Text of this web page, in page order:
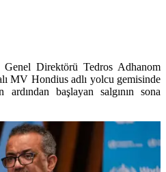
Direktörü Tedros Adhanom
MV Hondius adlı yolcu gemisinde
ardından başlayan salgının sona